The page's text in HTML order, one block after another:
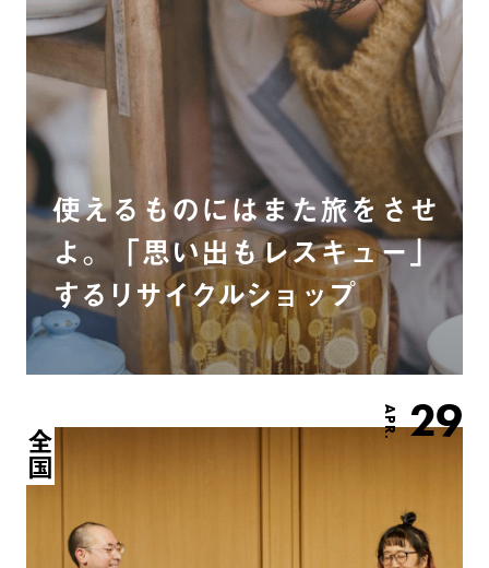
使えるものにはまた旅をさせ
よ。「思い出もレスキュー」
するリサイクルショップ
APR. 29
全国